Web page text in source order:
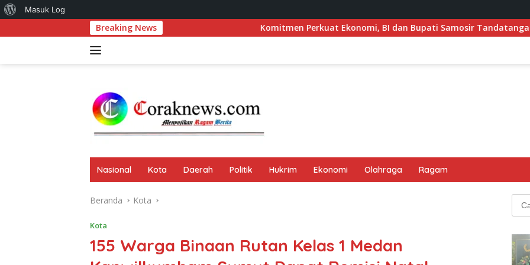
Tentang
Masuk Log
ke
Breaking News Komitmen Perkuat Ekonomi, BI dan Bupati Samosir Tandatangani Pembentukan Tim
Nasional Kota Daerah Politik Hukrim Ekonomi Olahraga Ragam
Beranda Kota
Kota
155 Warga Binaan Rutan Kelas 1 Medan
Cari
untuk: